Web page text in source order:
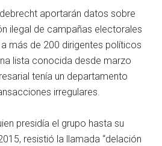
aportarán datos sobre
ilegal de campañas electorales
más de 200 dirigentes políticos
lista conocida desde marzo
tenía un departamento
irregulares.
presidía el grupo hasta su
resistió la llamada “delación